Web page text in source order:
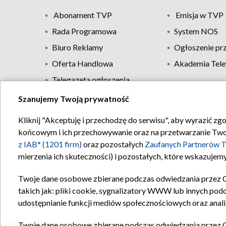
Abonament TVP
Emisja w TVP
Rada Programowa
System NOS
Biuro Reklamy
Ogłoszenie
Oferta Handlowa
Akademia
Telegazeta ogłoszenia
Regulamin TVP
Szanujemy Twoją prywatność
Kliknij "Akceptuję i przechodzę do serwisu", aby wyrazić
końcowym i ich przechowywanie oraz na przetwarzanie
z IAB* (1201 firm)oraz pozostałych Zaufanych Partnerów
mierzenia ich skuteczności) i pozostałych, które
Twoje dane osobowe zbierane podczas odwiedzania przez
takich jak: pliki cookie, sygnalizatory WWW lub innych
udostępnianie funkcji mediów społecznościowych oraz